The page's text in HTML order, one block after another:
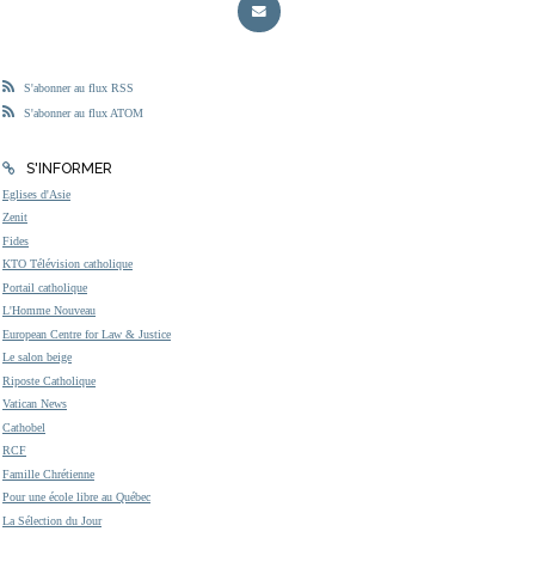
S'abonner au flux RSS
S'abonner au flux ATOM
S'INFORMER
Eglises d'Asie
Zenit
Fides
KTO Télévision catholique
Portail catholique
L'Homme Nouveau
European Centre for Law & Justice
Le salon beige
Riposte Catholique
Vatican News
Cathobel
RCF
Famille Chrétienne
Pour une école libre au Québec
La Sélection du Jour